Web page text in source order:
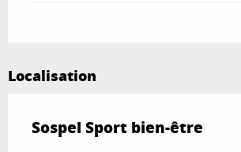
Localisation
Sospel Sport bien-être